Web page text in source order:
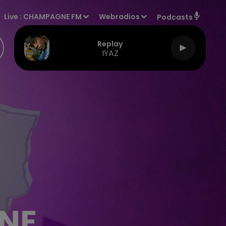
Live : CHAMPAGNE FM Webradios Podcasts
Replay
IYAZ